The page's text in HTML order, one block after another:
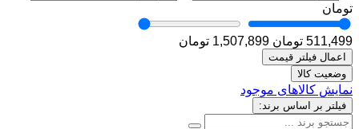
تومان
511,499 تومان 1,507,899 تومان
اعمال فیلتر قیمت
وضعیت کالا
نمایش کالاهای موجود
فیلتر بر اساس برند: